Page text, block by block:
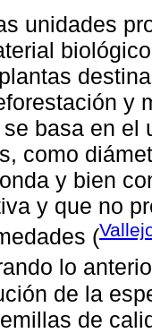
unidades
y
basa en
como
y bien
y que no
(
lo
de la
de